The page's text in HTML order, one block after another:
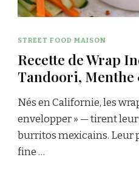
STREET FOOD MAISON
Recette de Wrap
Tandoori,
Nés en Californie, les
envelopper » — tirent
burritos mexicains. Leur
fine …